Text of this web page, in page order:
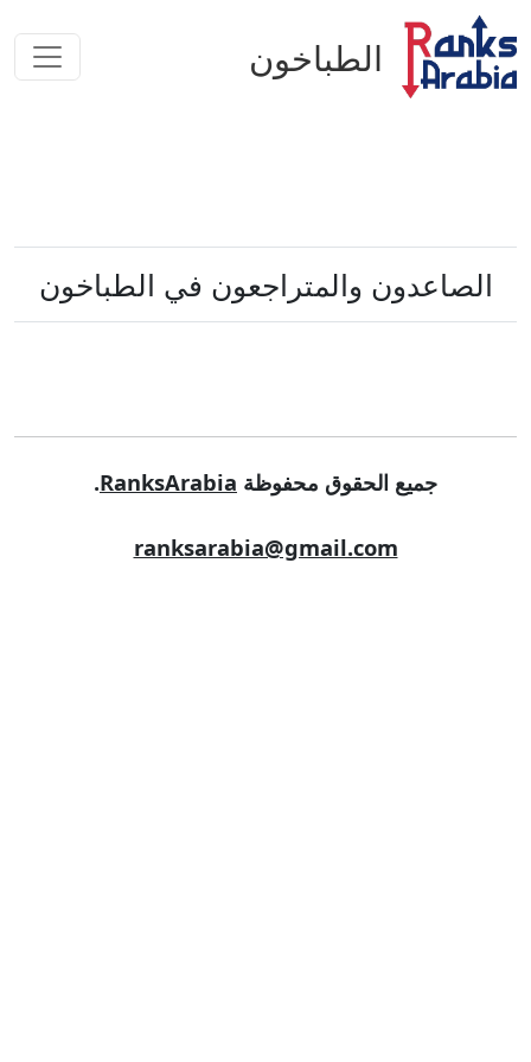
الطباخون
الصاعدون والمتراجعون في الطباخون
جميع الحقوق محفوظة RanksArabia
.
ranksarabia@gmail.com